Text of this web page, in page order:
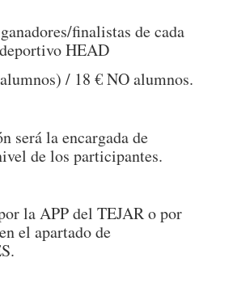
finalistas de cada
HEAD
/ 18 € NO alumnos.
será la encargada de
de los participantes.
la APP del TEJAR o por
el apartado de